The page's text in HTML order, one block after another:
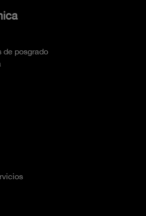
de posgrado